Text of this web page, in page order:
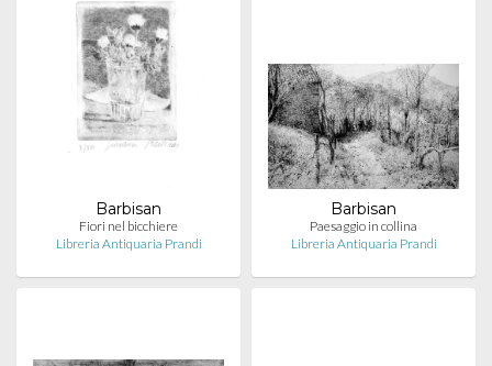
Barbisan
Fiori nel bicchiere
Libreria Antiquaria Prandi
Barbisan
Paesaggio in collina
Libreria Antiquaria Prandi